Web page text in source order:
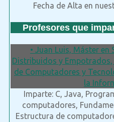
Fecha de Alta en
Profesores que
• Juan Luis, Máster
Distribuidos y Empotrados,
de Computadores y
la
Imparte: C, Java,
computadores,
Estructura de